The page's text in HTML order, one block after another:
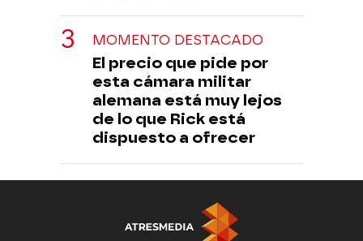
MOMENTO DESTACADO
El precio que pide por
esta cámara militar
alemana está muy lejos
de lo que Rick está
dispuesto a ofrecer